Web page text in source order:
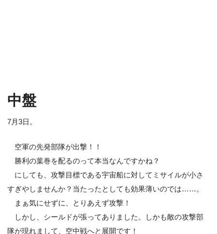
中盤
7月3日。
空軍の先発部隊が出撃！！
勝利の葉巻を配るのって本当なんですかね？
にしても、攻撃目標である宇宙船に対してミサイルが小さ
すぎやしませんか？当たったとしても効果薄いのでは……。
まぁ気にせずに、とりあえず攻撃！
しかし、シールドが張ってありました。しかも敵の攻撃部
隊が現れまして、空中戦へと展開です！